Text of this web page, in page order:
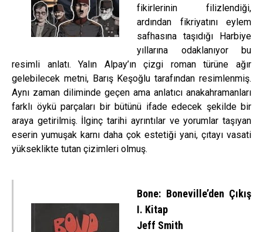
fikirlerinin filizlendiği,
ardından fikriyatını eylem
safhasına taşıdığı Harbiye
yıllarına odaklanıyor bu
resimli anlatı. Yalın Alpay’ın çizgi roman türüne ağır
gelebilecek metni, Barış Keşoğlu tarafından resimlenmiş.
Aynı zaman diliminde geçen ama anlatıcı anakahramanları
farklı öykü parçaları bir bütünü ifade edecek şekilde bir
araya getirilmiş. İlginç tarihi ayrıntılar ve yorumlar taşıyan
eserin yumuşak karnı daha çok estetiği yani, çıtayı vasati
yükseklikte tutan çizimleri olmuş.
Bone: Boneville’den Çıkış
I. Kitap
Jeff Smith